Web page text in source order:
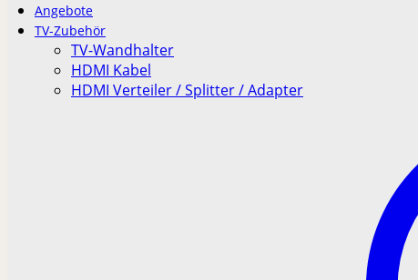
Angebote
TV-Zubehör
TV-Wandhalter
HDMI Kabel
HDMI Verteiler / Splitter / Adapter